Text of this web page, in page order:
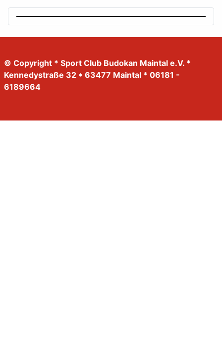
© Copyright * Sport Club Budokan Maintal e.V. *
Kennedystraße 32 * 63477 Maintal * 06181 -
6189664